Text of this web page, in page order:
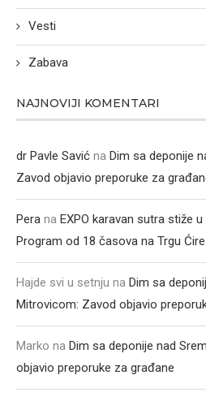
Vesti
Zabava
NAJNOVIJI KOMENTARI
dr Pavle Savić na Dim sa deponije
Zavod objavio preporuke za
Pera na EXPO karavan sutra stiže
Program od 18 časova na Trgu
Hajde svi u setnju na Dim sa
Mitrovicom: Zavod objavio
Marko na Dim sa deponije nad
objavio preporuke za građane